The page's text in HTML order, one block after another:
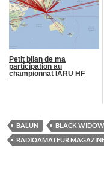
Petit bilan de ma
participation au
championnat IARU HF
BALUN BLACK
RADIOAMATEUR